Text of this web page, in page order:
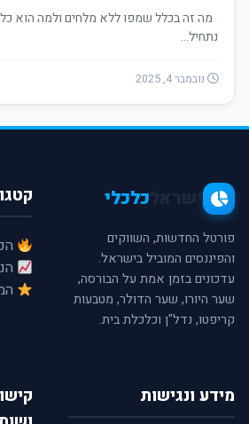
מה זה בכלל שמפו ללא מלחים ולמה הוא כל
נתחיל…
נובמבר 4, 2025
כלכלי
פורטל החדשות, השווקים
והפיננסים המוביל בישראל.
עדכונים בזמן אמת על הבורסה,
שער היורו, שער הדולר, מטבעות
קריפטו, נדל"ן וכלכלת בית.
מידע ונגישות